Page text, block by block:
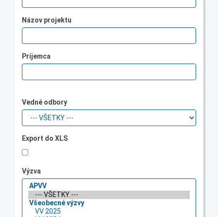
Názov projektu
Príjemca
Vedné odbory
Export do XLS
Výzva